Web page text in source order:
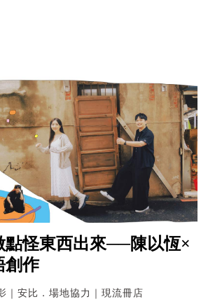
點怪東西出來──陳以恆×
創作
｜安比．場地協力｜現流冊店